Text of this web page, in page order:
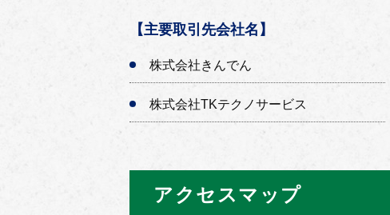
【主要取引先会社名】
株式会社きんでん
株式会社TKテクノサービス
アクセスマップ